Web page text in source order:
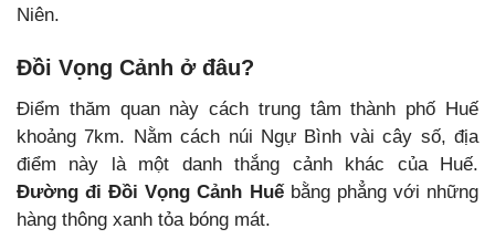
Niên.
Đồi Vọng Cảnh ở đâu?
Điểm thăm quan này cách trung tâm thành phố Huế
khoảng 7km. Nằm cách núi Ngự Bình vài cây số, địa
điểm này là một danh thắng cảnh khác của Huế.
Đường đi Đồi Vọng Cảnh Huế bằng phẳng với những
hàng thông xanh tỏa bóng mát.